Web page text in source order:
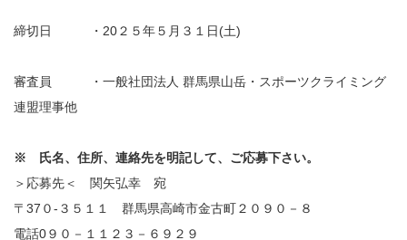
締切日 ・20２５年５月３１日(土)
審査員 ・一般社団法人 群馬県山岳・スポーツクライミング
連盟理事他
※ 氏名、住所、連絡先を明記して、ご応募下さい。
＞応募先＜ 関矢弘幸 宛
〒37０-３５１１ 群馬県高崎市金古町２０９０－８
電話0９０－１１２３－６９２９